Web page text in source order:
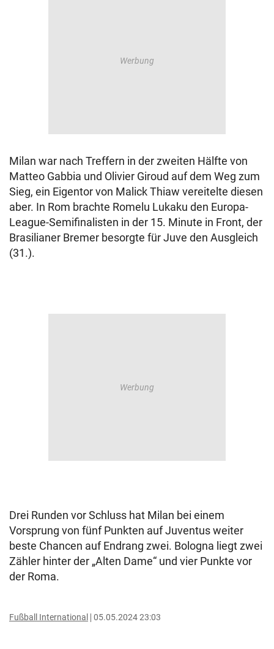
Milan war nach Treffern in der zweiten Hälfte von
Matteo Gabbia und Olivier Giroud auf dem Weg zum
Sieg, ein Eigentor von Malick Thiaw vereitelte diesen
aber. In Rom brachte Romelu Lukaku den Europa-
League-Semifinalisten in der 15. Minute in Front, der
Brasilianer Bremer besorgte für Juve den Ausgleich
(31.).
Drei Runden vor Schluss hat Milan bei einem
Vorsprung von fünf Punkten auf Juventus weiter
beste Chancen auf Endrang zwei. Bologna liegt zwei
Zähler hinter der „Alten Dame“ und vier Punkte vor
der Roma.
Fußball International 05.05.2024 23:03